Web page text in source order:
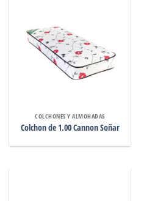
COLCHONES Y ALMOHADAS
Colchon de 1.00 Cannon Soñar